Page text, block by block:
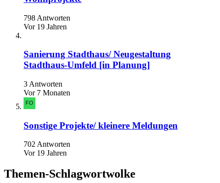
798 Antworten
Vor 19 Jahren
Sanierung Stadthaus/ Neugestaltung
Stadthaus-Umfeld [in Planung]
3 Antworten
Vor 7 Monaten
Sonstige Projekte/ kleinere Meldungen
702 Antworten
Vor 19 Jahren
Themen-Schlagwortwolke